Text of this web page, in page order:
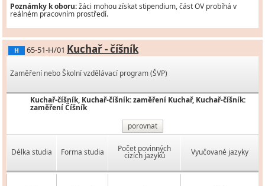
Poznámky k oboru:žáci mohou získat stipendium, část OV probíhá v
reálném pracovním prostředí.
H 65-51-H/01 Kuchař - číšník
Zaměření nebo Školní vzdělávací program (ŠVP)
Kuchař-číšník, Kuchař-číšník: zaměření Kuchař, Kuchař-číšník:
zaměření Číšník
porovnat
Délka studia Forma studia Počet povinných
cizích jazyků Vyučované jazyky